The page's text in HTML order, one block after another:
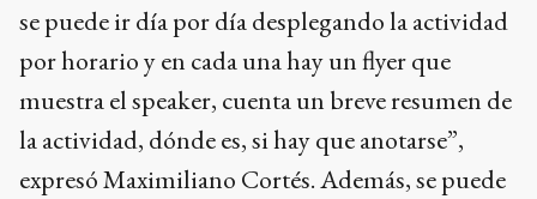
se puede ir día por día desplegando la actividad
por horario y en cada una hay un flyer que
muestra el speaker, cuenta un breve resumen de
la actividad, dónde es, si hay que anotarse”,
expresó Maximiliano Cortés. Además, se puede